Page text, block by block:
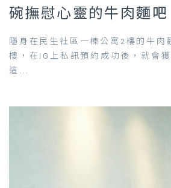
碗撫慰心靈的牛肉麵吧
隱身在民生社區一棟公寓2樓的牛
樓，在IG上私訊預約成功後，就會
這...